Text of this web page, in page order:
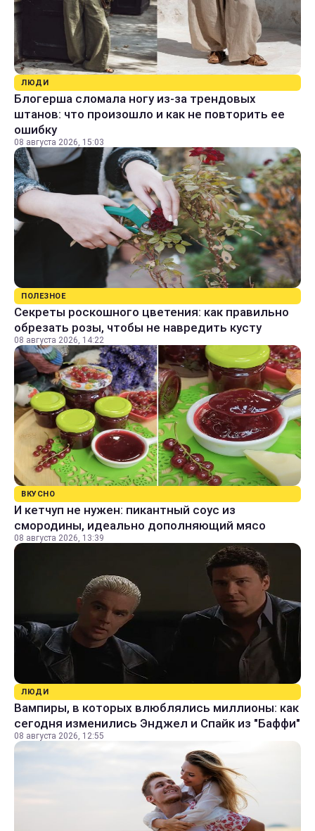
ЛЮДИ
Блогерша сломала ногу из-за трендовых
штанов: что произошло и как не повторить ее
ошибку
08 августа 2026, 15:03
ПОЛЕЗНОЕ
Секреты роскошного цветения: как правильно
обрезать розы, чтобы не навредить кусту
08 августа 2026, 14:22
ВКУСНО
И кетчуп не нужен: пикантный соус из
смородины, идеально дополняющий мясо
08 августа 2026, 13:39
ЛЮДИ
Вампиры, в которых влюблялись миллионы: как
сегодня изменились Энджел и Спайк из "Баффи"
08 августа 2026, 12:55